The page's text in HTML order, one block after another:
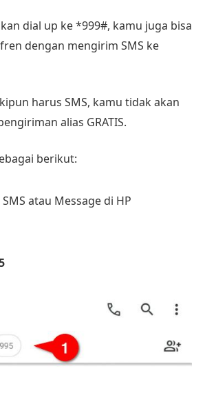
dial up ke *999#, kamu juga bisa
dengan mengirim SMS ke
harus SMS, kamu tidak akan
alias GRATIS.
berikut:
atau Message di HP